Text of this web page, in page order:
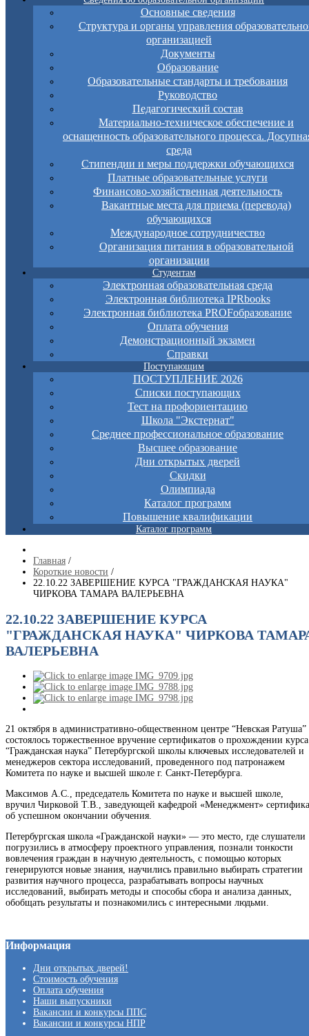
Основные сведения
Структура и органы управления
организацией
Документы
Образование
Образовательные стандарты и требования
Руководство
Педагогический состав
Материально-техническое обеспечение и
оснащенность образовательного процесса.
среда
Стипендии и меры поддержки обучающихся
Платные образовательные услуги
Финансово-хозяйственная деятельность
Вакантные места для приема (перевода)
обучающихся
Международное сотрудничество
Организация питания в образовательной
организации
Студентам
Электронная образовательная среда
Электронная библиотека IPRbooks
Электронная библиотека PROFобразование
Оплата обучения
Демонстрационный экзамен
Справки
Поступающим
ПОСТУПЛЕНИЕ 2026
Списки поступающих
Тест на профориентацию
Школа "Экстернат"
Среднее профессиональное образование
Высшее образование
Дни открытых дверей
Скидки
Олимпиада
Каталог программ
Повышение квалификации
Каталог программ
Главная /
Короткие новости /
22.10.22 ЗАВЕРШЕНИЕ КУРСА "ГРАЖДАНСКАЯ НАУКА"
ЧИРКОВА ТАМАРА ВАЛЕРЬЕВНА
22.10.22 ЗАВЕРШЕНИЕ КУРСА
"ГРАЖДАНСКАЯ НАУКА" ЧИРКОВА
ВАЛЕРЬЕВНА
21 октября в административно-общественном центре “Невская Ратуша”
состоялось торжественное вручение сертификатов о прохождении курса
“Гражданская наука” Петербургской школы ключевых исследователей и
менеджеров сектора исследований, проведенного под патронажем
Комитета по науке и высшей школе г. Санкт-Петербурга.
Максимов А.С., председатель Комитета по науке и высшей школе,
вручил Чирковой Т.В., заведующей кафедрой «Менеджмент»
об успешном окончании обучения.
Петербургская школа «Гражданской науки» — это место, где слушатели
погрузились в атмосферу проектного управления, познали тонкости
вовлечения граждан в научную деятельность, с помощью которых
генерируются новые знания, научились правильно выбирать стратегии
развития научного процесса, разрабатывать вопросы научных
исследований, выбирать методы и способы сбора и анализа данных,
обобщать результаты и познакомились с интересными людьми.
Информация
Дни открытых дверей!
Стоимость обучения
Оплата обучения
Наши выпускники
Вакансии и конкурсы ППС
Вакансии и конкурсы НПР